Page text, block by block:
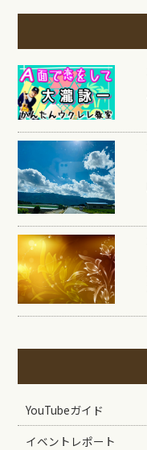
YouTubeガイド
イベントレポート